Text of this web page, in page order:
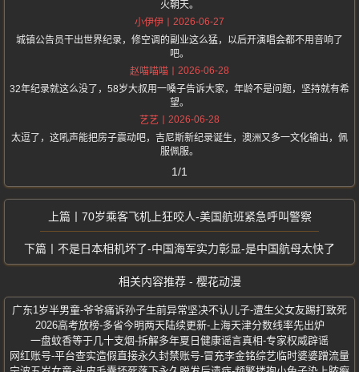
火朝天。
小伊伊
2026-06-27
城镇公告员干出世界纪录，修空调的副业这么猛，以后开演唱会都不用音响了
吧。
赵喵喵喵
2026-06-28
32年纪录就这么没了，58岁大叔用一嗓子告诉大家，年龄不是问题，坚持就有希
望。
艺艺
2026-06-28
太逗了，这吼声能把房子震动吧，吉尼斯新纪录诞生，澳洲又多一文化输出，佩
服佩服。
1/1
70岁乘客飞机上狂咬人-美国航班紧急呼叫警察
不是日本相机坏了-中国海军实力彰显-是中国航母太快了
相关内容推荐 - 樱花动漫
广东1岁半男童-爷爷痛诉孙子生前异常坚决不认儿子-遭生父女友踢打致死
2026高考放榜-多省今明两天陆续更新-上海天津分数线率先出炉
一盘蚊香等于几十支烟-拆解多年夏日健康谣言真相-专家权威辟谣
网红账号-平台查实造假直接永久封禁账号-冒充李金铭综艺临时婆婆蹭流量